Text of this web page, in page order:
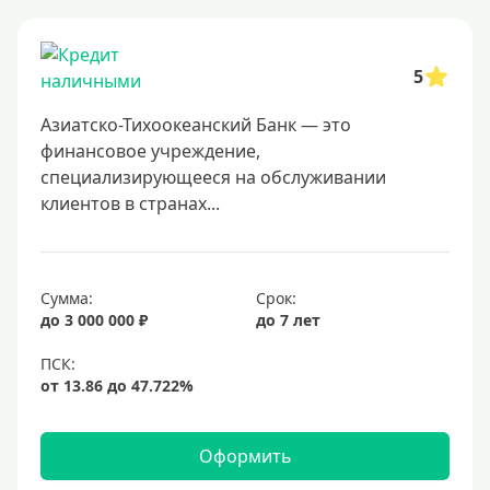
Заявка во все банки
Способы выдачи
Не выходя из дома
С доставкой на дом
Наличными
Онлайн на карту
Валюта
В долларах США
В евро
5
Азиатско-Тихоокеанский Банк — это
финансовое учреждение,
специализирующееся на обслуживании
клиентов в странах...
Сумма:
до 3 000 000 ₽
Срок:
до 7 лет
Оформить